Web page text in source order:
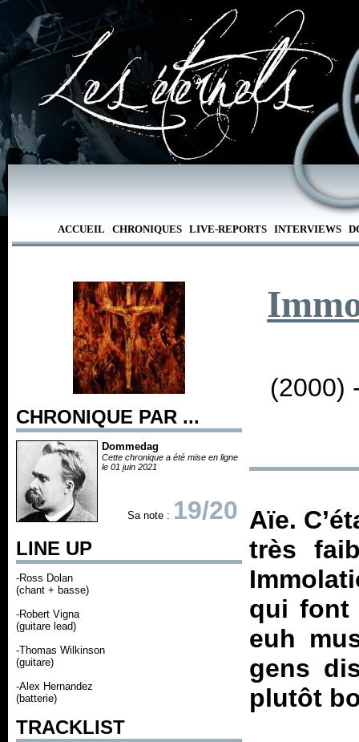
ACCUEIL CHRONIQUES LIVE-REPORTS INTERVIEWS
CHRONIQUE PAR ...
Dommedag
Cette chronique a été mise en ligne
le 01 juin 2021
Sa note : 19/20
LINE UP
-Ross Dolan
(chant + basse)
-Robert Vigna
(guitare lead)
-Thomas Wilkinson
(guitare)
-Alex Hernandez
(batterie)
TRACKLIST
(2000)
Aïe.
très
qui font
euh
gens
plutôt